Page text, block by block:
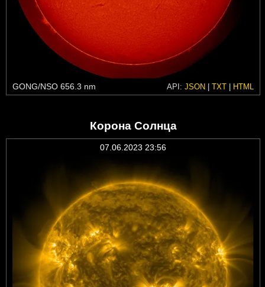
GONG/NSO 656.3 nm API: JSON | TXT | HTML
Корона Солнца
07.06.2023 23:56